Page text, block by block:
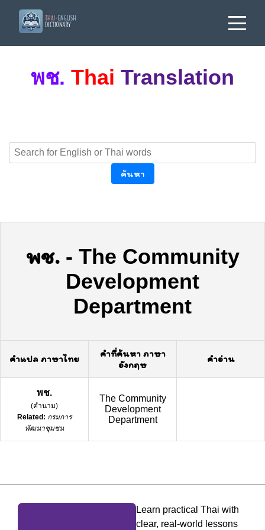
พช. Thai Translation
ค้นหา
พช.- The Community
Development
Department
คำแปล ภาษาไทย
คำที่ค้นหา ภาษา
อังกฤษ
คำอ่าน
พช.
(คำนาม)
Related: กรมการ
พัฒนาชุมชน
The Community
Development
Department
Learn practical Thai with
clear, real-world lessons